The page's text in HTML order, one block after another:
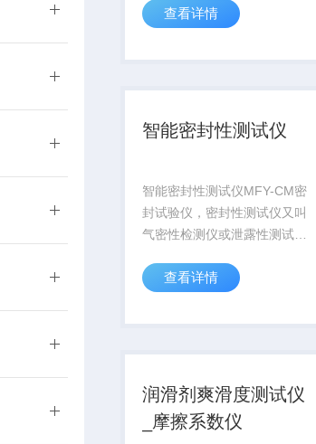
仪器在传统的厚度测量仪基础
避免因瓶子摇摆不定带来的测
查看详情
智能密封性测试仪
智能密封性测试仪MFY-CM密
封试验仪，密封性测试仪又叫
气密性检测仪或泄露性测试
验，通过试验可以有效地比较
密封性能，是食品、塑料软包
查看详情
润滑剂爽滑度测试仪
_摩擦系数仪